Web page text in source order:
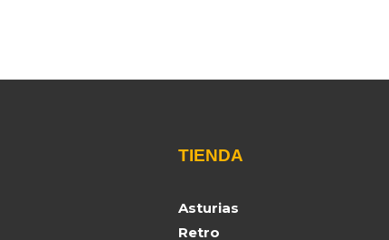
TIENDA
Asturias
Retro